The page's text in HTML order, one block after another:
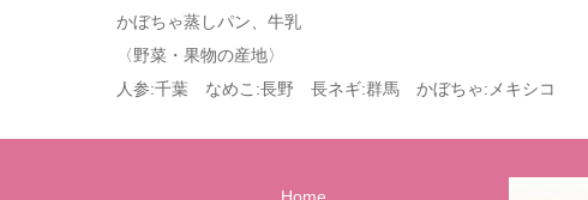
かぼちゃ蒸しパン、牛乳
〈野菜・果物の産地〉
人参:千葉 なめこ:長野 長ネギ:群馬 かぼちゃ:メキシコ
Home